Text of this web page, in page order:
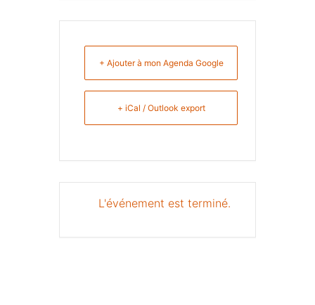
+ Ajouter à mon Agenda Google
+ iCal / Outlook export
L'événement est terminé.